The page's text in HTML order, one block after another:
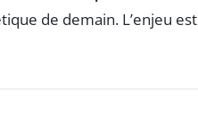
de demain. L’enjeu